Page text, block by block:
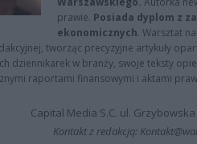
prawie. Posiada dyplom z
ekonomicznych. Warsztat
tworząc precyzyjne artykuły
dziennikarek w branży, swoje teksty
raportami finansowymi i aktami
Capital Media S.C. ul.
Kontakt z redakcją: